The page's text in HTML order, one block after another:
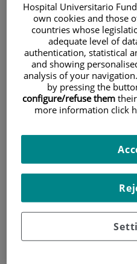
contenido
INICIO|UNIDADES DE
ESTUDIO DE FASE 3,
DE PEMBROLIZUMAB MÁS
EN SUJETOS CON CÁNCER
CON PD-L1 POSITIVO (TPS ?
ESTADIO IV Y SIN
Hospital Universitario
own cookies and those
countries whose
adequate level of
authentication, statistical
and showing
analysis of your
by pressing the
configure/refuse them
more information click